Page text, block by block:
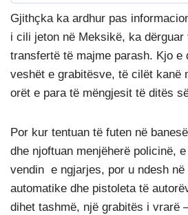
Gjithçka ka ardhur pas
i cili jeton në Meksikë, ka dërguar
transfertë të majme parash. Kjo e
veshët e grabitësve, të cilët kanë
orët e para të mëngjesit të ditës
Por kur tentuan të futen në
dhe njoftuan menjëherë policinë,
vendin e ngjarjes, por u ndesh
automatike dhe pistoleta të
dihet tashmë, një grabitës i vrarë